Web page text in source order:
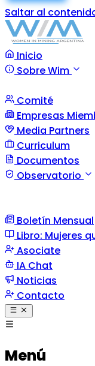
Saltar al
Inicio
Sobre Wim
Comité
Empresas
Media Partners
Curriculum
Documentos
Observatorio
Boletín Mensual
Libro: Mujeres
Asociate
IA Chat
Noticias
Contacto
Menú